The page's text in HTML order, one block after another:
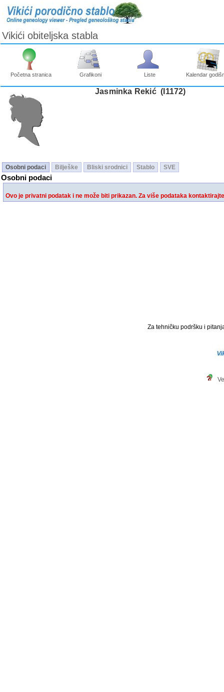
Vikići obiteljska stabla
Početna stranica Grafikoni Liste Kalendar
Jasminka Rekić ‎(I1172)‎
Osobni podaci Bilješke Bliski srodnici Stablo SVE
Osobni podaci
Ovo je privatni podatak i ne može biti prikazan. Za više podataka
Za tehničku podršku i